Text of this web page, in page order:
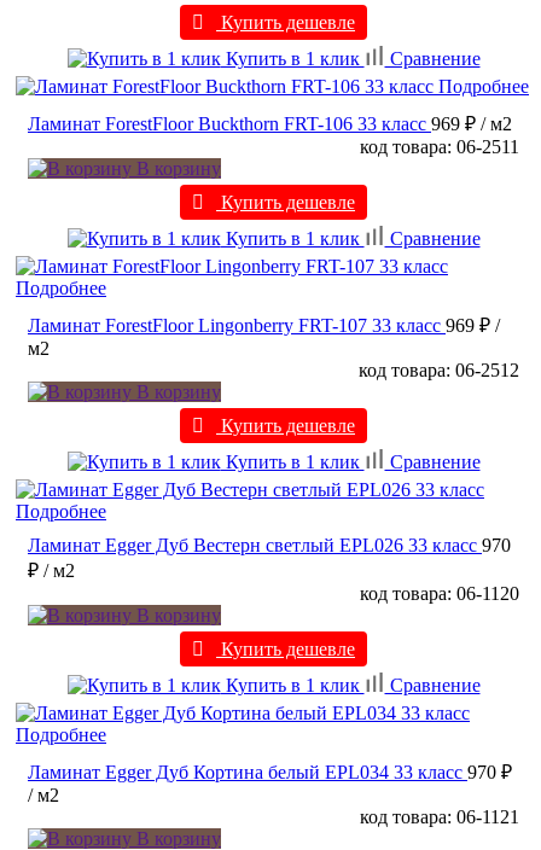
Купить дешевле
Купить в 1 клик
Сравнение
Подробнее
Ламинат ForestFloor Buckthorn FRT-106 33 класс 969 ₽ / м2
код товара: 06-2511
В корзину
Купить дешевле
Купить в 1 клик
Сравнение
Подробнее
Ламинат ForestFloor Lingonberry FRT-107 33 класс 969 ₽ /
м2
код товара: 06-2512
В корзину
Купить дешевле
Купить в 1 клик
Сравнение
Подробнее
Ламинат Egger Дуб Вестерн светлый EPL026 33 класс 970
₽ / м2
код товара: 06-1120
В корзину
Купить дешевле
Купить в 1 клик
Сравнение
Подробнее
Ламинат Egger Дуб Кортина белый EPL034 33 класс 970 ₽
/ м2
код товара: 06-1121
В корзину